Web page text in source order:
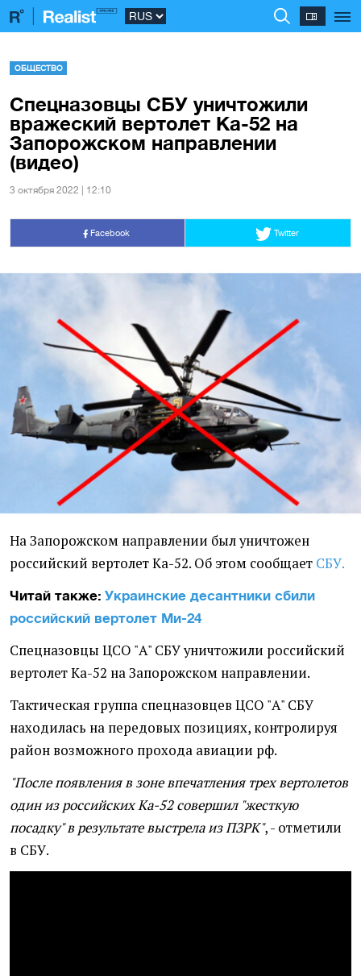
ОБЩЕСТВО
Спецназовцы СБУ уничтожили
вражеский вертолет Ка-52 на
Запорожском направлении
(видео)
3 октября 2022 | 12:10
Facebook Twitter
На Запорожском направлении был уничтожен
российский вертолет Ка-52. Об этом сообщает СБУ.
Читай также: Украинские десантники сбили
российский вертолет Ми-24
Спецназовцы ЦСО "А" СБУ уничтожили российский
вертолет Ка-52 на Запорожском направлении.
Тактическая группа спецназовцев ЦСО "А" СБУ
находилась на передовых позициях, контролируя
район возможного прохода авиации рф.
"После появления в зоне впечатления трех вертолетов
один из российских Ка-52 совершил "жесткую
посадку" в результате выстрела из ПЗРК", - отметили
в СБУ.